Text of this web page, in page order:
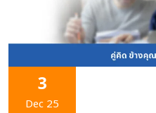
3
Dec 25